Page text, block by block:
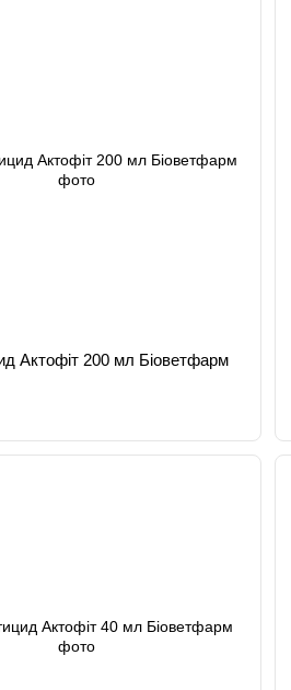
Актофіт 200 мл Біоветфарм